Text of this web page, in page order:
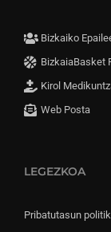
Bizkaiko
BizkaiaBasket
Kirol
Web Posta
LEGEZKOA
Pribatutasun